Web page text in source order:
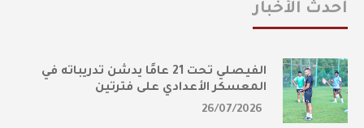
أحدث الأخبار
الفيصلي تحت 21 عامًا يدشن تدريباته في
المعسكر الأعدادي على فترتين
26/07/2026